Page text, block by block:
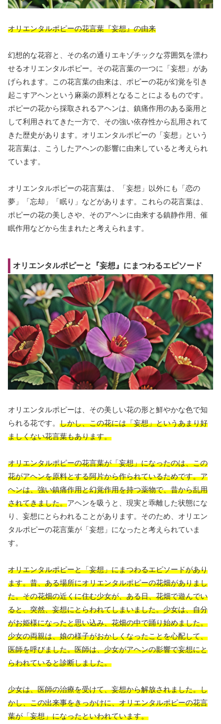
オリエンタルポピーの花言葉『妄想』の由来
幻想的な花容と、その名の通りエキゾチックな雰囲気を漂わ
せるオリエンタルポピー。その花言葉の一つに「妄想」があ
げられます。この花言葉の由来は、ポピーの花が幻覚を引き
起こすアヘンという麻薬の原料となることによるものです。
ポピーの花から採取されるアヘンは、鎮痛作用のある薬用と
して利用されてきた一方で、その強い依存性から乱用されて
きた歴史があります。オリエンタルポピーの「妄想」という
花言葉は、こうしたアヘンの影響に由来していると考えられ
ています。
オリエンタルポピーの花言葉は、「妄想」以外にも「恋の
夢」「忘却」「眠り」などがあります。これらの花言葉は、
ポピーの花の美しさや、そのアヘンに由来する鎮静作用、催
眠作用などから生まれたと考えられます。
オリエンタルポピーと『妄想』にまつわるエピソード
オリエンタルポピーは、その美しい花の形と鮮やかな色で知
られる花です。 しかし、この花には「妄想」というあまり好
ましくない花言葉もあります。
オリエンタルポピーの花言葉が「妄想」になったのは、この
花がアヘンを原料とする阿片から作られているためです。ア
ヘンは、強い鎮痛作用と幻覚作用を持つ薬物で、昔から乱用
されてきました。アヘンを吸うと、現実と乖離した状態にな
り、妄想にとらわれることがあります。そのため、オリエン
タルポピーの花言葉が「妄想」になったと考えられていま
す。
オリエンタルポピーと「妄想」にまつわるエピソードがあり
ます。昔、ある場所にオリエンタルポピーの花畑がありまし
た。その花畑の近くに住む少女が、ある日、花畑で遊んでい
ると、突然、妄想にとらわれてしまいました。少女は、自分
がお姫様になったと思い込み、花畑の中で踊り始めました。
少女の両親は、娘の様子がおかしくなったことを心配して、
医師を呼びました。医師は、少女がアヘンの影響で妄想にと
らわれていると診断しました。
少女は、医師の治療を受けて、妄想から解放されました。し
かし、この出来事をきっかけに、オリエンタルポピーの花言
葉が「妄想」になったといわれています。